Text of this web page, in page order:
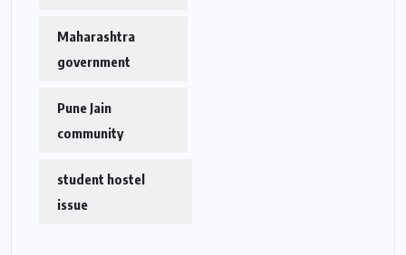
Maharashtra
government
Pune Jain
community
student hostel
issue